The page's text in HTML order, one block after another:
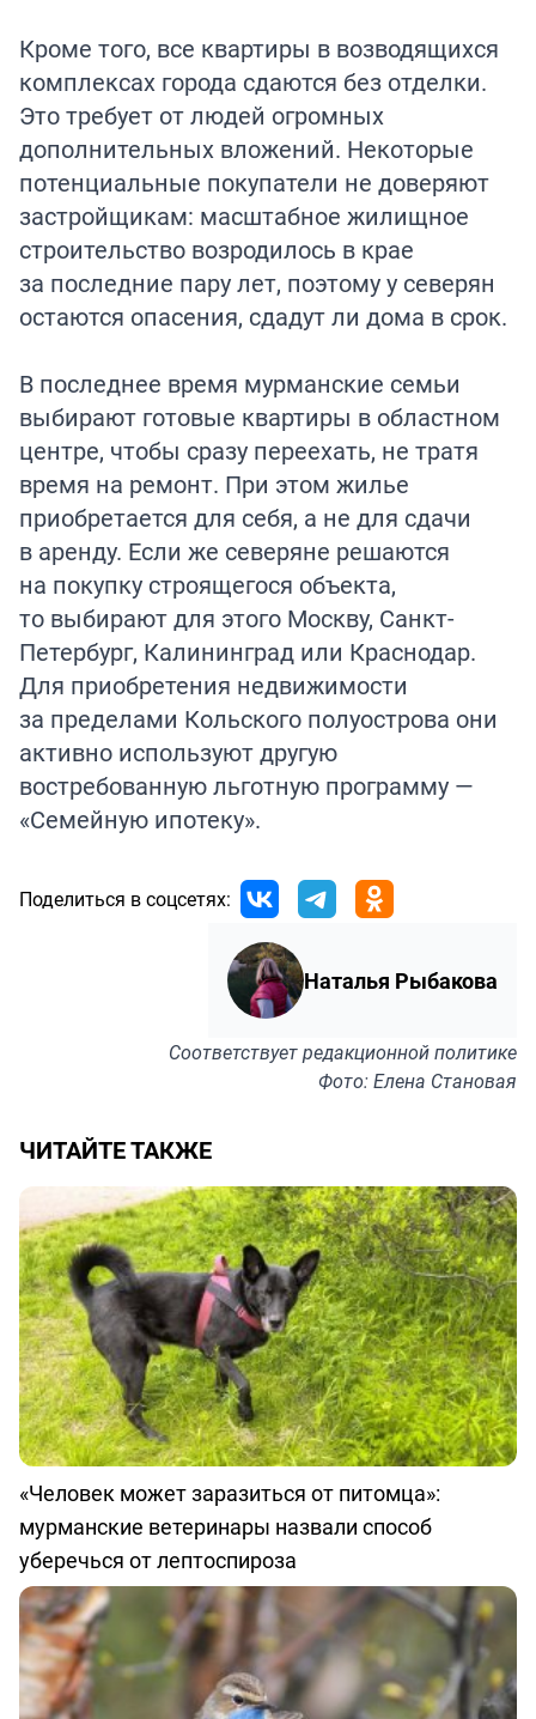
Кроме того, все квартиры в возводящихся
комплексах города сдаются без отделки.
Это требует от людей огромных
дополнительных вложений. Некоторые
потенциальные покупатели не доверяют
застройщикам: масштабное жилищное
строительство возродилось в крае
за последние пару лет, поэтому у северян
остаются опасения, сдадут ли дома в срок.
В последнее время мурманские семьи
выбирают готовые квартиры в областном
центре, чтобы сразу переехать, не тратя
время на ремонт. При этом жилье
приобретается для себя, а не для сдачи
в аренду. Если же северяне решаются
на покупку строящегося объекта,
то выбирают для этого Москву, Санкт-
Петербург, Калининград или Краснодар.
Для приобретения недвижимости
за пределами Кольского полуострова они
активно используют другую
востребованную льготную программу —
«Семейную ипотеку».
Поделиться в соцсетях:
Наталья Рыбакова
Соответствуетредакционной политике
Фото: Елена Становая
ЧИТАЙТЕ ТАКЖЕ
«Человек может заразиться от питомца»:
мурманские ветеринары назвали способ
уберечься от лептоспироза